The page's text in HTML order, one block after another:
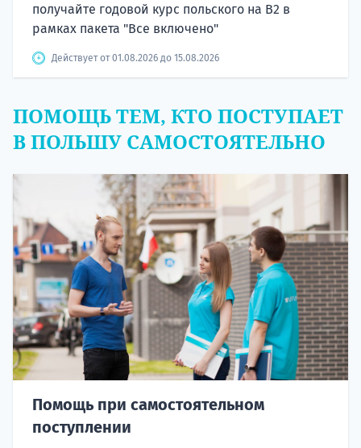
получайте годовой курс польского на B2 в
рамках пакета "Все включено"
Действует от 01.08.2026 до 15.08.2026
ПОМОЩЬ ТЕМ, КТО ПОСТУПАЕТ
В ПОЛЬШУ САМОСТОЯТЕЛЬНО
Помощь при самостоятельном
поступлении